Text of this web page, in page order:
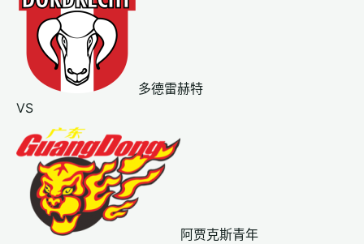
多德雷赫特
VS
阿贾克斯青年